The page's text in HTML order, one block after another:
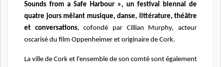
Sounds from a Safe Harbour », un festival biennal de
quatre jours mêlant musique, danse, littérature, théâtre
et conversations, cofondé par Cillian Murphy, acteur
oscarisé du film Oppenheimer et originaire de Cork.
La ville de Cork et l'ensemble de son comté sont également